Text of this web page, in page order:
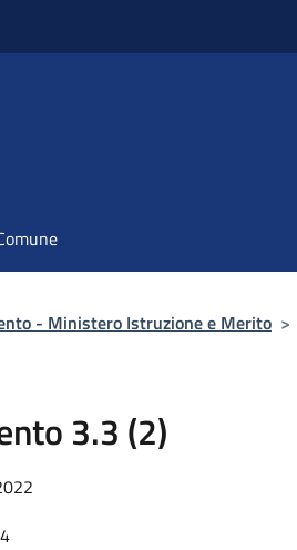
- Ministero Istruzione e Merito >
3.3 (2)